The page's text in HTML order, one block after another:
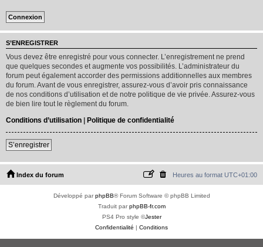
S’ENREGISTRER
Vous devez être enregistré pour vous connecter. L’enregistrement ne prend
que quelques secondes et augmente vos possibilités. L’administrateur du
forum peut également accorder des permissions additionnelles aux membres
du forum. Avant de vous enregistrer, assurez-vous d’avoir pris connaissance
de nos conditions d’utilisation et de notre politique de vie privée. Assurez-vous
de bien lire tout le règlement du forum.
Conditions d’utilisation | Politique de confidentialité
S’enregistrer
Index du forum Heures au format UTC+01:00
Développé parphpBB® Forum Software © phpBB Limited
Traduit parphpBB-fr.com
PS4 Pro style ©Jester
Confidentialité | Conditions